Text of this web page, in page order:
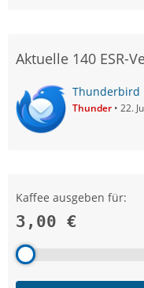
Aktuelle 140 ESR-
Thunderbird
Thunder 22.
Kaffee ausgeben für:
3,00 €